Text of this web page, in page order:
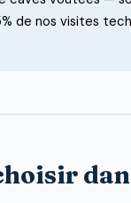
de nos visites